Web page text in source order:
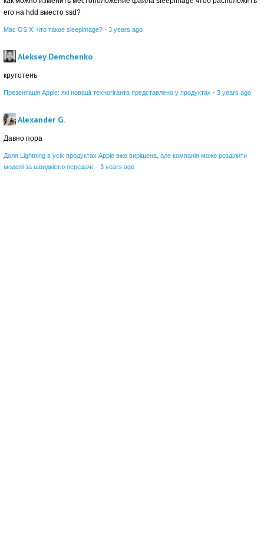
его на hdd вместо ssd?
Mac OS X: что такое sleepimage? · 3 years ago
Aleksey Demchenko
крутотень
Презентація Apple: які новації техногіганта представлено у продуктах · 3 years ago
Alexander G.
Давно пора
Доля Lightning в усіх продуктах Apple вже вирішена, але компанія може розділити
моделі за швидкістю передачі · 3 years ago